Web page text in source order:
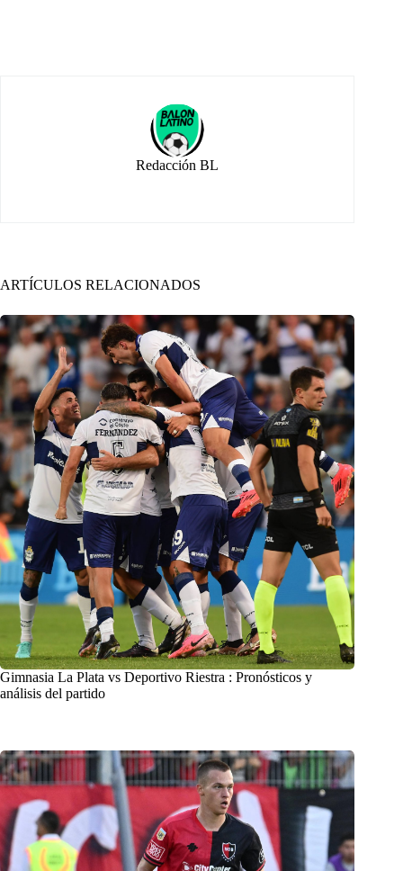
Redacción BL
ARTÍCULOS RELACIONADOS
Gimnasia La Plata vs Deportivo Riestra : Pronósticos y
análisis del partido